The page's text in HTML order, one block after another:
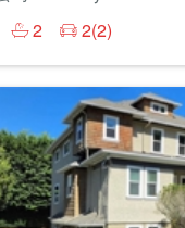
2 2(2)